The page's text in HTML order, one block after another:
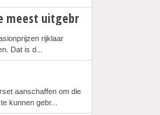
meest uitgebr
rijklaar
Dat is d...
aanschaffen om die
kunnen gebr...